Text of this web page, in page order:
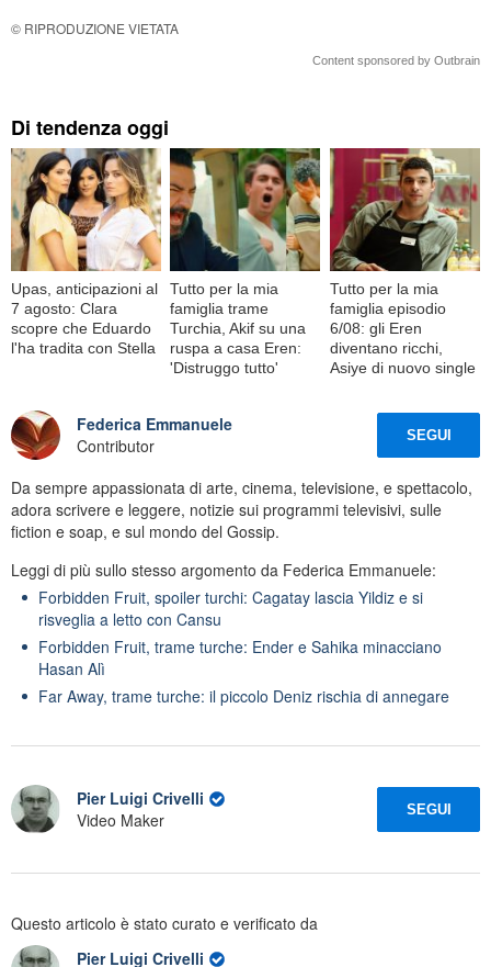
© RIPRODUZIONE VIETATA
Content sponsored by Outbrain
Di tendenza oggi
Upas, anticipazioni al
7 agosto: Clara
scopre che Eduardo
l'ha tradita con Stella
Tutto per la mia
famiglia trame
Turchia, Akif su una
ruspa a casa Eren:
'Distruggo tutto'
Tutto per la mia
famiglia episodio
6/08: gli Eren
diventano ricchi,
Asiye di nuovo single
Federica Emmanuele
Contributor
SEGUI
Da sempre appassionata di arte, cinema, televisione, e spettacolo,
adora scrivere e leggere, notizie sui programmi televisivi, sulle
fiction e soap, e sul mondo del Gossip.
Leggi di più sullo stesso argomento da Federica Emmanuele:
Forbidden Fruit, spoiler turchi: Cagatay lascia Yildiz e si
risveglia a letto con Cansu
Forbidden Fruit, trame turche: Ender e Sahika minacciano
Hasan Alì
Far Away, trame turche: il piccolo Deniz rischia di annegare
Pier Luigi Crivelli
Video Maker
SEGUI
Questo articolo è stato curato e verificato da
Pier Luigi Crivelli